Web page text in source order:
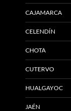
CAJAMARCA
CELENDÍN
CHOTA
CUTERVO
HUALGAYOC
JAÉN